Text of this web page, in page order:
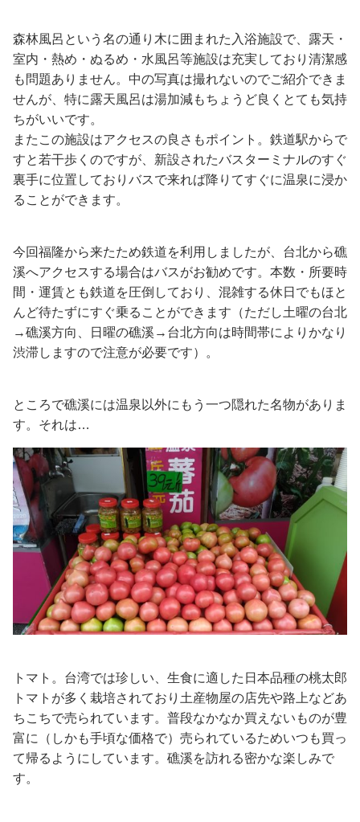
森林風呂という名の通り木に囲まれた入浴施設で、露天・
室内・熱め・ぬるめ・水風呂等施設は充実しており清潔感
も問題ありません。中の写真は撮れないのでご紹介できま
せんが、特に露天風呂は湯加減もちょうど良くとても気持
ちがいいです。
またこの施設はアクセスの良さもポイント。鉄道駅からで
すと若干歩くのですが、新設されたバスターミナルのすぐ
裏手に位置しておりバスで来れば降りてすぐに温泉に浸か
ることができます。
今回福隆から来たため鉄道を利用しましたが、台北から礁
溪へアクセスする場合はバスがお勧めです。本数・所要時
間・運賃とも鉄道を圧倒しており、混雑する休日でもほと
んど待たずにすぐ乗ることができます（ただし土曜の台北
→礁溪方向、日曜の礁溪→台北方向は時間帯によりかなり
渋滞しますので注意が必要です）。
ところで礁溪には温泉以外にもう一つ隠れた名物がありま
す。それは…
トマト。台湾では珍しい、生食に適した日本品種の桃太郎
トマトが多く栽培されており土産物屋の店先や路上などあ
ちこちで売られています。普段なかなか買えないものが豊
富に（しかも手頃な価格で）売られているためいつも買っ
て帰るようにしています。礁溪を訪れる密かな楽しみで
す。